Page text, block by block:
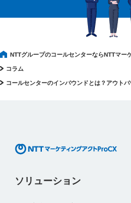
NTTグループのコールセンターならNTTマー
コラム
コールセンターのインバウンドとは？アウト
ソリューション